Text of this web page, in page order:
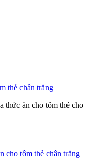
thẻ chân trắng
thức ăn cho tôm thẻ cho
cho tôm thẻ chân trắng